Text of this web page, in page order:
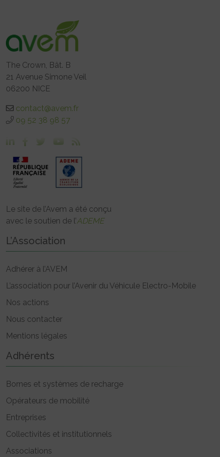
The Crown, Bât. B
21 Avenue Simone Veil
06200 NICE
contact@avem.fr
09 52 38 98 57
Le site de l’Avem a été conçu
avec le soutien de l’ADEME
L’Association
Adhérer à l’AVEM
L’association pour l’Avenir du Véhicule Electro-Mobile
Nos actions
Nous contacter
Mentions légales
Adhérents
Bornes et systèmes de recharge
Opérateurs de mobilité
Entreprises
Collectivités et institutionnels
Associations